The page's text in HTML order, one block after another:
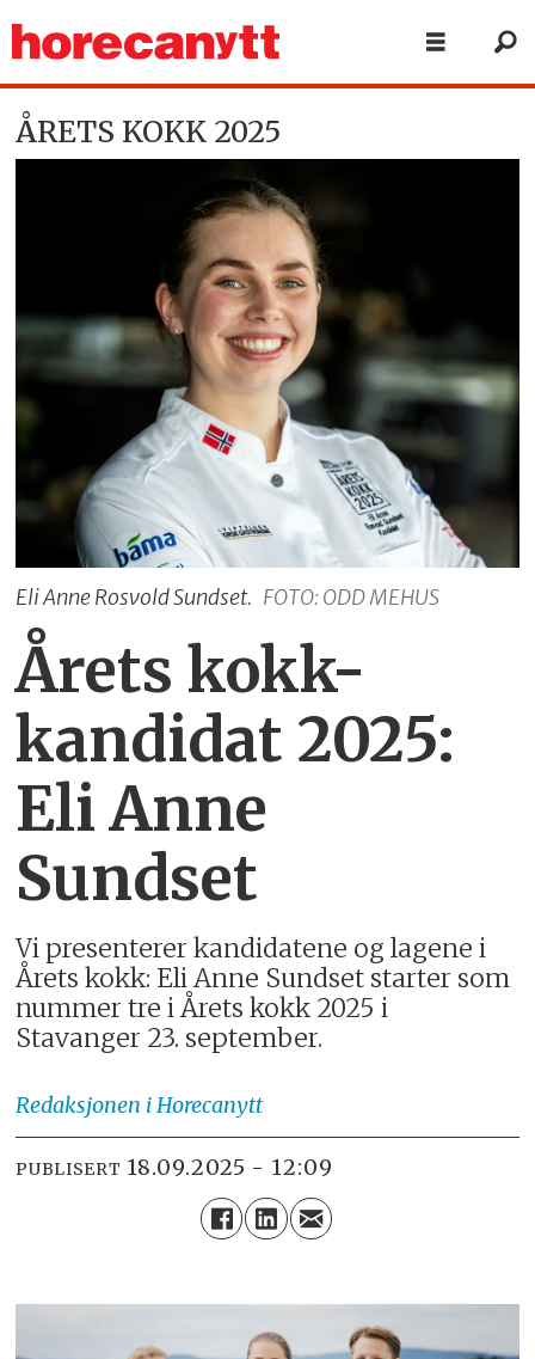
ÅRETS KOKK 2025
Eli Anne Rosvold Sundset. FOTO: ODD MEHUS
Årets kokk-
kandidat 2025:
Eli Anne
Sundset
Vi presenterer kandidatene og lagene i
Årets kokk: Eli Anne Sundset starter som
nummer tre i Årets kokk 2025 i
Stavanger 23. september.
Redaksjonen i Horecanytt
PUBLISERT 18.09.2025 - 12:09